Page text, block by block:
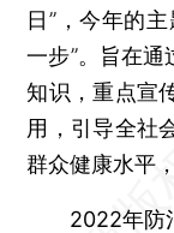
日”，今年的
一步”。旨在
知识，重点宣
用，引导全社
群众健康水平
2022年防